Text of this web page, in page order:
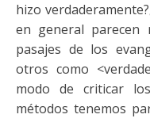
hizo
en general parecen
pasajes de los
otros como
modo de criticar
métodos tenemos